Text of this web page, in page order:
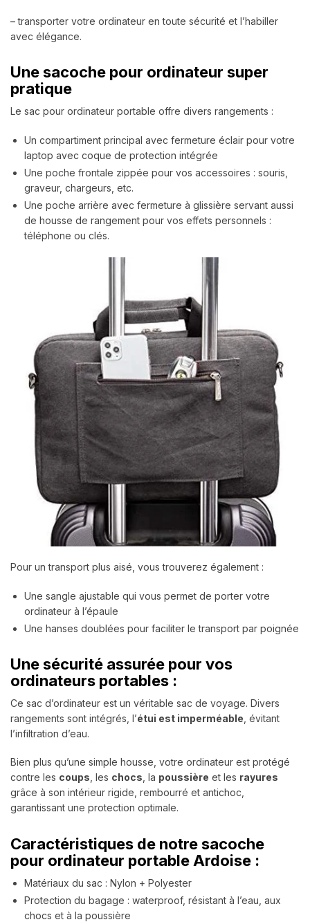
– transporter votre ordinateur en toute sécurité et l’habiller
avec élégance.
Une sacoche pour ordinateur super
pratique
Le sac pour ordinateur portable offre divers rangements :
Un compartiment principal avec fermeture éclair pour votre
laptop avec coque de protection intégrée
Une poche frontale zippée pour vos accessoires : souris,
graveur, chargeurs, etc.
Une poche arrière avec fermeture à glissière servant aussi
de housse de rangement pour vos effets personnels :
téléphone ou clés.
Pour un transport plus aisé, vous trouverez également :
Une sangle ajustable qui vous permet de porter votre
ordinateur à l’épaule
Une hanses doublées pour faciliter le transport par poignée
Une sécurité assurée pour vos
ordinateurs portables :
Ce sac d’ordinateur est un véritable sac de voyage. Divers
rangements sont intégrés, l’étui est imperméable , évitant
l’infiltration d’eau.
Bien plus qu’une simple housse, votre ordinateur est protégé
contre les coups , les chocs , la poussière et les rayures
grâce à son intérieur rigide, rembourré et antichoc,
garantissant une protection optimale.
Caractéristiques de notre sacoche
pour ordinateur portable Ardoise :
Matériaux du sac : Nylon + Polyester
Protection du bagage : waterproof, résistant à l’eau, aux
chocs et à la poussière